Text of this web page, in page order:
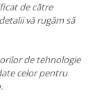
de către
vă rugăm să
de tehnologie
celor pentru